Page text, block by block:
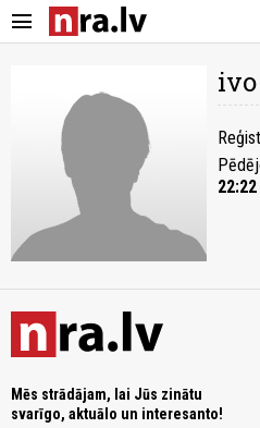
menu
22:22
Mēs strādājam, lai Jūs zinātu
svarīgo, aktuālo un interesanto!